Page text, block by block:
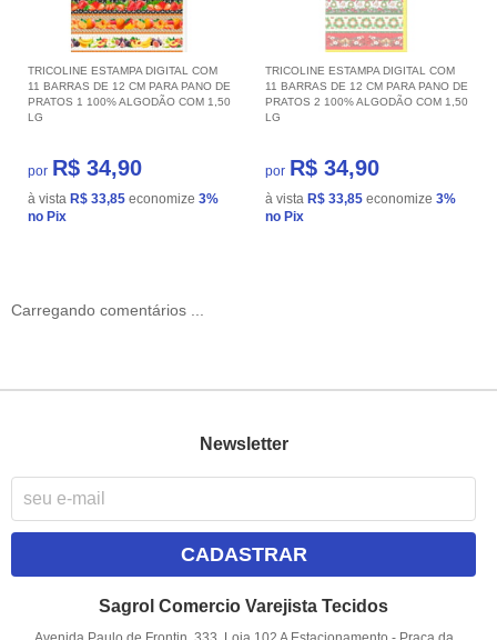
TRICOLINE ESTAMPA DIGITAL COM
11 BARRAS DE 12 CM PARA PANO DE
PRATOS 1 100% ALGODÃO COM 1,50
LG
por R$ 34,90
à vista R$ 33,85 economize 3%
no Pix
TRICOLINE ESTAMPA DIGITAL COM
11 BARRAS DE 12 CM PARA PANO DE
PRATOS 2 100% ALGODÃO COM 1,50
LG
por R$ 34,90
à vista R$ 33,85 economize 3%
no Pix
Carregando comentários ...
Newsletter
CADASTRAR
Sagrol Comercio Varejista Tecidos